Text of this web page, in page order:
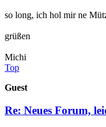
so long, ich hol mir ne
grüßen
Michi
Top
Guest
Re: Neues Forum,